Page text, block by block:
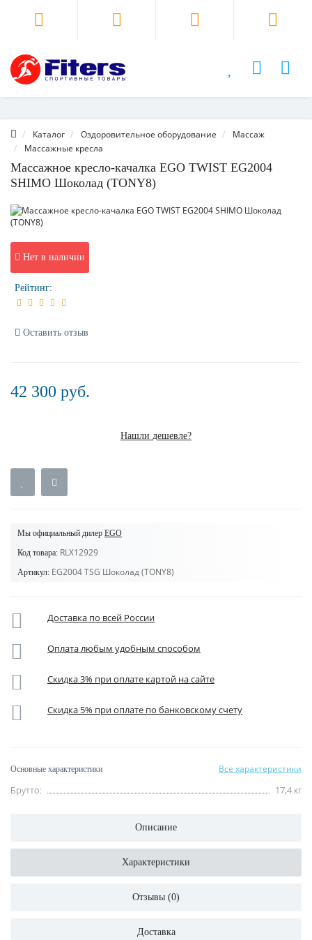
Каталог Оздоровительное оборудование
Массаж
Массажные кресла
Массажное кресло-качалка EGO TWIST EG2004
SHIMO Шоколад (TONY8)
Нет в наличии
Рейтинг:
Оставить отзыв
42 300 руб.
Нашли дешевле?
Мы официальный дилер EGO
Код товара: RLX12929
Артикул: EG2004 TSG Шоколад (TONY8)
Доставка по всей России
Оплата любым удобным способом
Скидка 3% при оплате картой на сайте
Скидка 5% при оплате по банковскому счету
Основные характеристики Все характеристики
Брутто: 17,4 кг
Описание
Характеристики
Отзывы (0)
Доставка